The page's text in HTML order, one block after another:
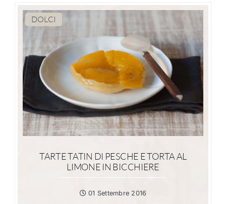
DOLCI
TARTE TATIN DI PESCHE E TORTA AL
LIMONE IN BICCHIERE
01 Settembre 2016